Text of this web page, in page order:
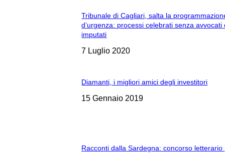
Tribunale di Cagliari, salta la
d’urgenza: processi celebrati senza avvocati
imputati
7 Luglio 2020
Diamanti, i migliori amici degli investitori
15 Gennaio 2019
Racconti dalla Sardegna: concorso letterario